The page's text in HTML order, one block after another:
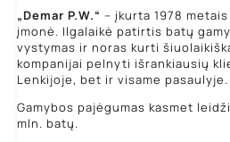
„Demar P.W.“ – įkurta 1978
įmonė. Ilgalaikė patirtis batų
vystymas ir noras kurti
kompanijai pelnyti išrankiausių
Lenkijoje, bet ir visame pasaulyje.
Gamybos pajėgumas kasmet
mln. batų.